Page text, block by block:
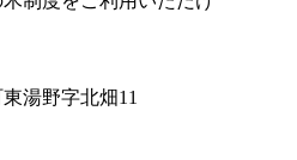
湯野字北畑11